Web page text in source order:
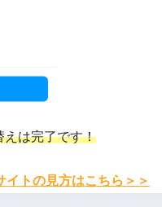
えは完了です！
イトの見方はこちら＞＞